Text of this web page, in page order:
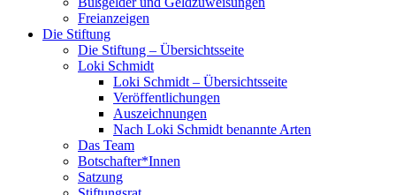
Freianzeigen
Die Stiftung
Die Stiftung – Übersichtsseite
Loki Schmidt
Loki Schmidt – Übersichtsseite
Veröffentlichungen
Auszeichnungen
Nach Loki Schmidt benannte Arten
Das Team
Botschafter*Innen
Satzung